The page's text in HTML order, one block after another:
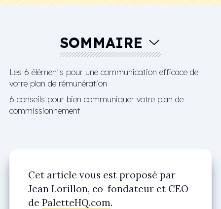
SOMMAIRE
Les 6 éléments pour une communication efficace de
votre plan de rémunération
6 conseils pour bien communiquer votre plan de
commissionnement
Cet article vous est proposé par
Jean Lorillon, co-fondateur et CEO
de PaletteHQ.com.